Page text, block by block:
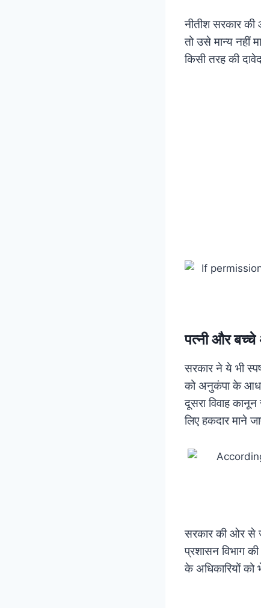
नीतीश सरकार की
तो उसे मान्य नहीं
किसी तरह की
पत्नी और बच्चे
सरकार ने ये भी
को अनुकंपा के
दूसरा विवाह
लिए हकदार माने
सरकार की ओर से
प्रशासन विभाग
के अधिकारियों को